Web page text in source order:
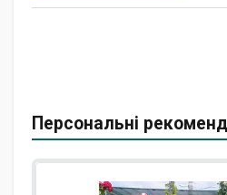
Персональні